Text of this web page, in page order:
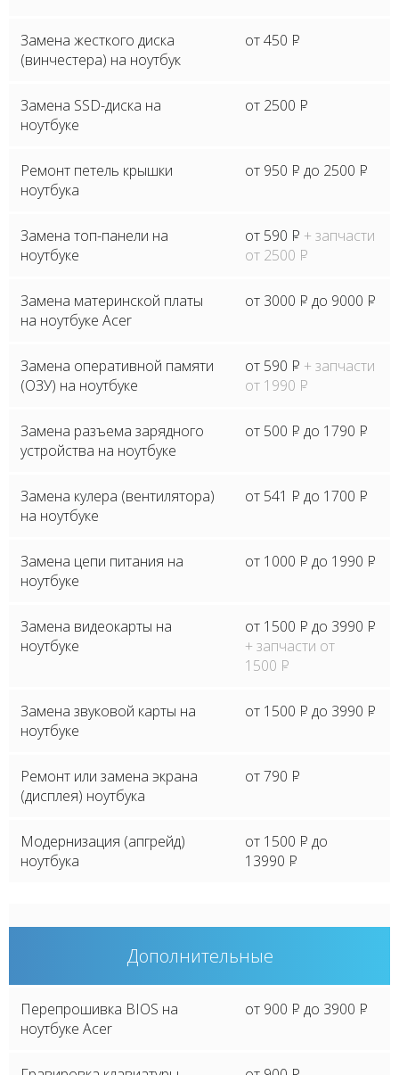
Замена жесткого диска
(винчестера) на ноутбук
от 450 P
Замена SSD-диска на
ноутбуке
от 2500 P
Ремонт петель крышки
ноутбука
от 950 P до 2500 P
Замена топ-панели на
ноутбуке
от 590 P + запчасти
от 2500 P
Замена материнской платы
на ноутбуке Acer
от 3000 P до 9000 P
Замена оперативной памяти
(ОЗУ) на ноутбуке
от 590 P + запчасти
от 1990 P
Замена разъема зарядного
устройства на ноутбуке
от 500 P до 1790 P
Замена кулера (вентилятора)
на ноутбуке
от 541 P до 1700 P
Замена цепи питания на
ноутбуке
от 1000 P до 1990 P
Замена видеокарты на
ноутбуке
от 1500 P до 3990 P
+ запчасти от
1500 P
Замена звуковой карты на
ноутбуке
от 1500 P до 3990 P
Ремонт или замена экрана
(дисплея) ноутбука
от 790 P
Модернизация (апгрейд)
ноутбука
от 1500 P до
13990 P
Дополнительные
Перепрошивка BIOS на
ноутбуке Acer
от 900 P до 3900 P